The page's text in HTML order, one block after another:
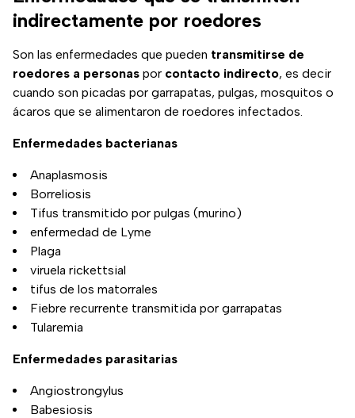
indirectamente por roedores
Son las enfermedades que pueden transmitirse de
roedores a personas por contacto indirecto, es decir
cuando son picadas por garrapatas, pulgas, mosquitos o
ácaros que se alimentaron de roedores infectados.
Enfermedades bacterianas
Anaplasmosis
Borreliosis
Tifus transmitido por pulgas (murino)
enfermedad de Lyme
Plaga
viruela rickettsial
tifus de los matorrales
Fiebre recurrente transmitida por garrapatas
Tularemia
Enfermedades parasitarias
Angiostrongylus
Babesiosis